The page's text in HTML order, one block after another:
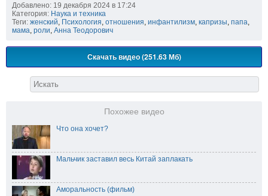
Добавлено: 19 декабря 2024 в 17:24
Категория: Наука и техника
Теги: женский Психология отношения инфантилизм капризы папа
мама роли Анна Теодорович
Скачать видео (251.63 Мб)
Похожее видео
Что она хочет?
Мальчик заставил весь Китай заплакать
Аморальность (фильм)